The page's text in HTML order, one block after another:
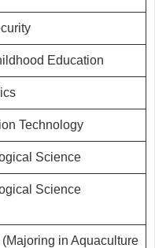
Education
Technology
Science
Science
in Aquaculture